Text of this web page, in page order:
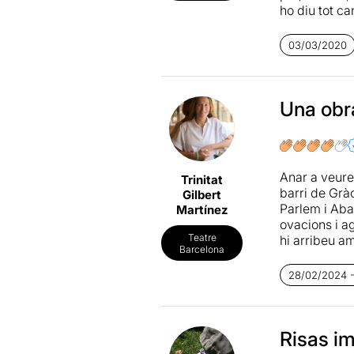
ho diu tot
Al
Cia.
Flauta
del públic
tenen la
L'èxit del
un intèrpret
gairebé
que el
diversió
03/03/2020
Trinitat
Gilbert
Martínez
Teatre
Barcelona
Una
Anar a
barri de
Parlem i
ovacions i
hi arribeu
de patates i
I ara, al gra:
tres actors
Joana
28/02/2024
Risas